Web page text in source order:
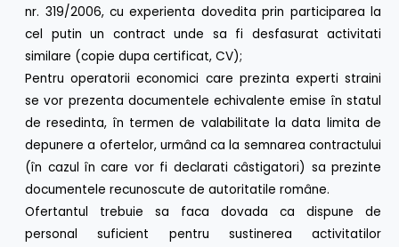
nr. 319/2006, cu experienta dovedita prin participarea la
cel putin un contract unde sa fi desfasurat activitati
similare (copie dupa certificat, CV);
Pentru operatorii economici care prezinta experti straini
se vor prezenta documentele echivalente emise în statul
de resedinta, în termen de valabilitate la data limita de
depunere a ofertelor, urmând ca la semnarea contractului
(în cazul în care vor fi declarati câstigatori) sa prezinte
documentele recunoscute de autoritatile române.
Ofertantul trebuie sa faca dovada ca dispune de
personal suficient pentru sustinerea activitatilor